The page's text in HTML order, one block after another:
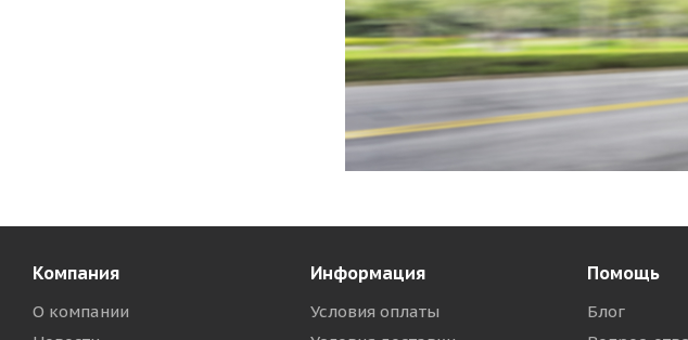
Компания
О компании
Информация
Условия оплаты
Помощь
Блог